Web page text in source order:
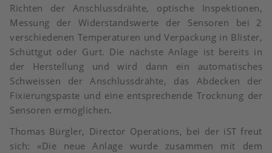
Richten der Anschlussdrähte, optische Inspektionen,
Messung der Widerstandswerte der Sensoren bei 2
verschiedenen Temperaturen und Verpackung in Blister,
Schüttgut oder Gurt. Die nächste Anlage ist bereits in
der Herstellung und wird dann ein automatisches
Schweissen der Anschlussdrähte, das Abdecken der
Fixierungspaste und eine entsprechende Trocknung der
Sensoren ermöglichen.
Thomas Bürgler, Director Operations, bei der iST freut
sich: «Die neue Anlage wurde zusammen mit dem